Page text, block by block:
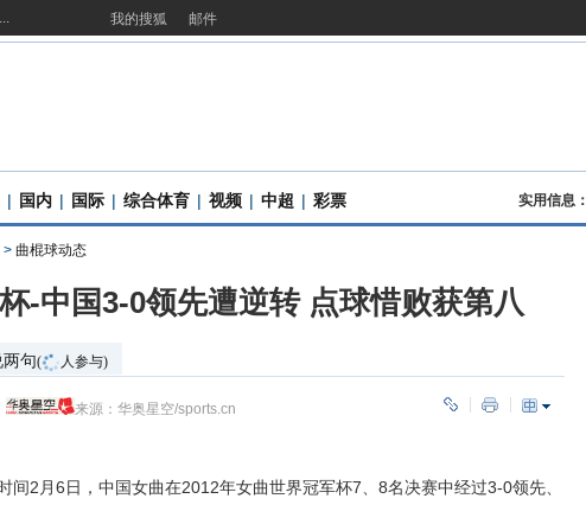
我的搜狐 邮件
| 国内 | 国际 | 综合体育 | 视频 | 中超 | 彩票 实用信息：
> 曲棍球动态
-中国3-0领先遭逆转 点球惜败获第八
句( 人参与)
来源：华奥星空/sports.cn
2月6日，中国女曲在2012年女曲世界冠军杯7、8名决赛中经过3-0领先、